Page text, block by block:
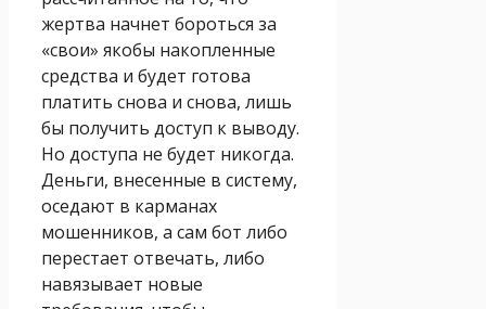
жертва начнет бороться за
«свои» якобы накопленные
средства и будет готова
платить снова и снова, лишь
бы получить доступ к выводу.
Но доступа не будет никогда.
Деньги, внесенные в систему,
оседают в карманах
мошенников, а сам бот либо
перестает отвечать, либо
навязывает новые